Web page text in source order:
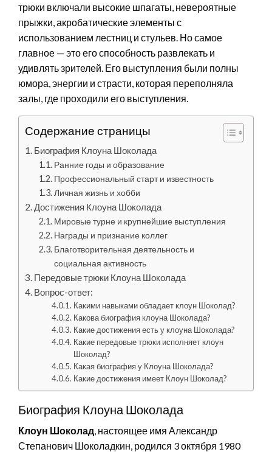
трюки включали высокие шпагаты, невероятные
прыжки, акробатические элементы с
использованием лестниц и стульев. Но самое
главное — это его способность развлекать и
удивлять зрителей. Его выступления были полны
юмора, энергии и страсти, которая переполняла
залы, где проходили его выступления.
Содержание страницы
Биография Клоуна Шоколада
Ранние годы и образование
Профессиональный старт и известность
Личная жизнь и хобби
Достижения Клоуна Шоколада
Мировые турне и крупнейшие выступления
Награды и признание коллег
Благотворительная деятельность и
социальная активность
Передовые трюки Клоуна Шоколада
Вопрос-ответ:
Какими навыками обладает клоун Шоколад?
Какова биография клоуна Шоколада?
Какие достижения есть у клоуна Шоколада?
Какие передовые трюки исполняет клоун
Шоколад?
Какая биография у Клоуна Шоколада?
Какие достижения имеет Клоун Шоколад?
Биография Клоуна Шоколада
Клоун Шоколад, настоящее имя Александр
Степанович Шоколадкин, родился 3 октября 1980